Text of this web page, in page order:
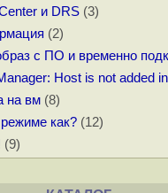
и DRS(3)
(2)
с ПО и временно
Host is not added
на вм(8)
как?(12)
(9)